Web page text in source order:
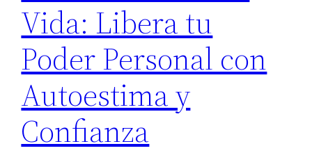
Vida: Libera tu
Poder Personal con
Autoestima y
Confianza